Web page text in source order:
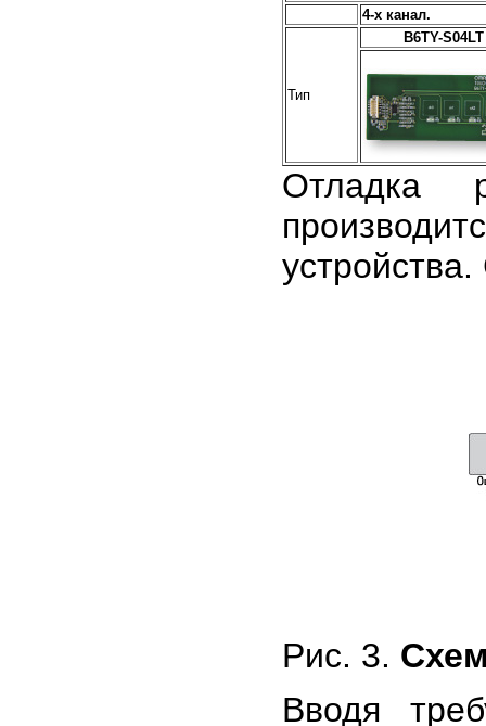
4-х канал.
Тип
B6TY-S04LT
Отладка
Рис. 3.
Вводя